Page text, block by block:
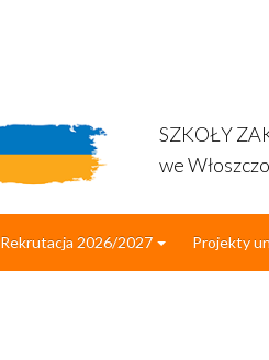
SZKOŁY
we
Rekrutacja 2026/2027 Projekty